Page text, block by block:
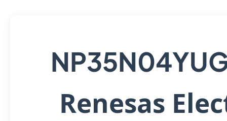
Renesas